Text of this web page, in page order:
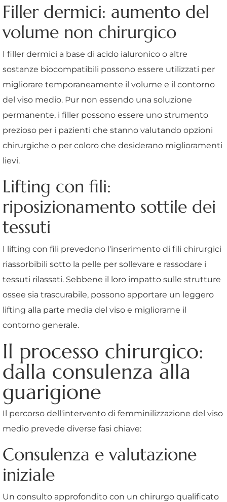
Filler dermici: aumento del
volume non chirurgico
I filler dermici a base di acido ialuronico o altre
sostanze biocompatibili possono essere utilizzati per
migliorare temporaneamente il volume e il contorno
del viso medio. Pur non essendo una soluzione
permanente, i filler possono essere uno strumento
prezioso per i pazienti che stanno valutando opzioni
chirurgiche o per coloro che desiderano miglioramenti
lievi.
Lifting con fili:
riposizionamento sottile dei
tessuti
I lifting con fili prevedono l'inserimento di fili chirurgici
riassorbibili sotto la pelle per sollevare e rassodare i
tessuti rilassati. Sebbene il loro impatto sulle strutture
ossee sia trascurabile, possono apportare un leggero
lifting alla parte media del viso e migliorarne il
contorno generale.
Il processo chirurgico:
dalla consulenza alla
guarigione
Il percorso dell'intervento di femminilizzazione del viso
medio prevede diverse fasi chiave:
Consulenza e valutazione
iniziale
Un consulto approfondito con un chirurgo qualificato